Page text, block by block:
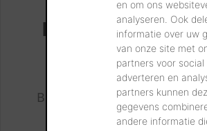
en om ons
analyseren. Ook
informatie over uw
van onze site met
partners voor social
adverteren en
partners kunnen
gegevens
andere informatie
2025
Bekijk een overzicht van
werden opgenomen